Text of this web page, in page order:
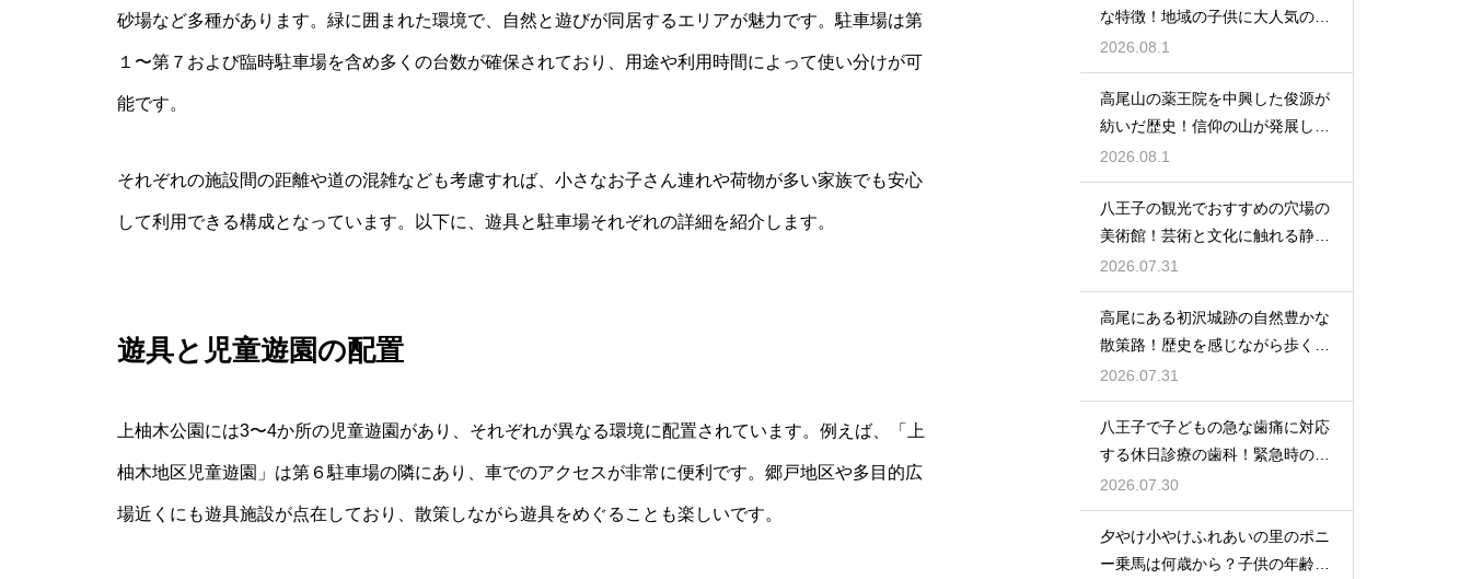
砂場など多種があります。緑に囲まれた環境で、自然と遊びが同居するエリアが魅力です。駐車場は第
１〜第７および臨時駐車場を含め多くの台数が確保されており、用途や利用時間によって使い分けが可
能です。
それぞれの施設間の距離や道の混雑なども考慮すれば、小さなお子さん連れや荷物が多い家族でも安心
して利用できる構成となっています。以下に、遊具と駐車場それぞれの詳細を紹介します。
遊具と児童遊園の配置
上柚木公園には3〜4か所の児童遊園があり、それぞれが異なる環境に配置されています。例えば、「上
柚木地区児童遊園」は第６駐車場の隣にあり、車でのアクセスが非常に便利です。郷戸地区や多目的広
場近くにも遊具施設が点在しており、散策しながら遊具をめぐることも楽しいです。
な特徴！地域の子供に大人気の遊
び場紹介
2026.08.1
高尾山の薬王院を中興した俊源が
紡いだ歴史！信仰の山が発展した
理由とは
2026.08.1
八王子の観光でおすすめの穴場の
美術館！芸術と文化に触れる静か
なひと時
2026.07.31
高尾にある初沢城跡の自然豊かな
散策路！歴史を感じながら歩くハ
イキング
2026.07.31
八王子で子どもの急な歯痛に対応
する休日診療の歯科！緊急時の強
い味方
2026.07.30
夕やけ小やけふれあいの里のポニ
ー乗馬は何歳から？子供の年齢と